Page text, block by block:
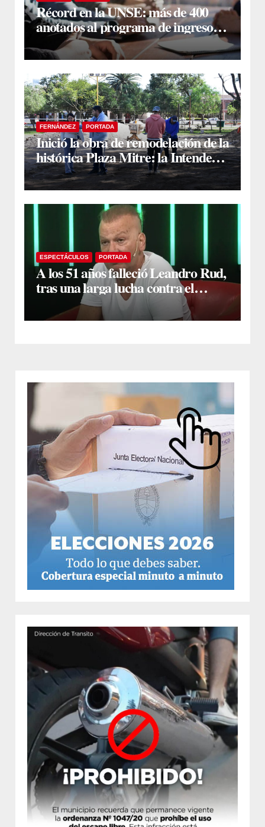
Récord en la UNSE: más de 400
anotados al programa de ingreso
sin secundario
FERNÁNDEZ PORTADA
Inició la obra de remodelación de la
histórica Plaza Mitre: la Intendente
Yanina Iturre supervisó los
primeros trabajos
ESPECTÁCULOS PORTADA
A los 51 años falleció Leandro Rud,
tras una larga lucha contra el